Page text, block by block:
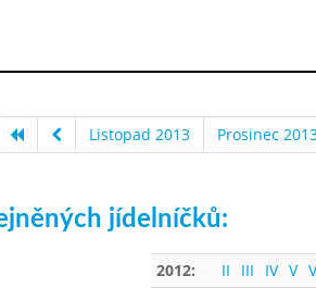
Listopad 2013 Prosinec
jídelníčků:
2012: II III IV V